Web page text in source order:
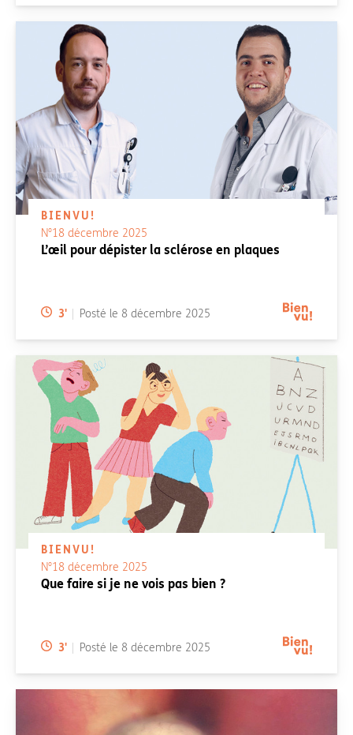
BIENVU!
N°18 décembre 2025
L’œil pour dépister la sclérose en plaques
Temps de lecture:
3' Posté le 8 décembre 2025
BIENVU!
N°18 décembre 2025
Que faire si je ne vois pas bien ?
Temps de lecture:
3' Posté le 8 décembre 2025